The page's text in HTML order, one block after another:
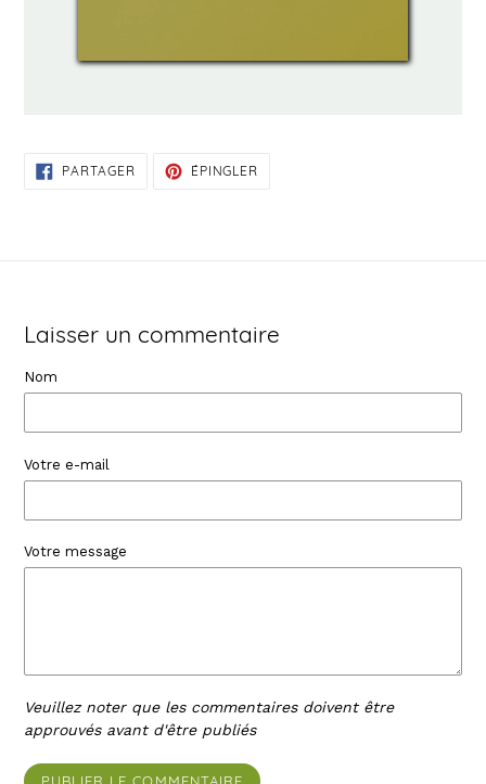
PARTAGER PARTAGER
SUR
ÉPINGLER
Laisser un commentaire
Nom
Votre e-mail
Votre message
Veuillez noter que les commentaires doivent être
approuvés avant d'être publiés